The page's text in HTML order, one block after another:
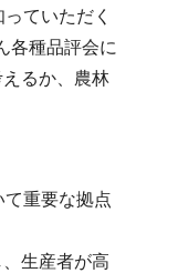
ていただく
各種品評会に
るか、農林
重要な拠点
生産者が高